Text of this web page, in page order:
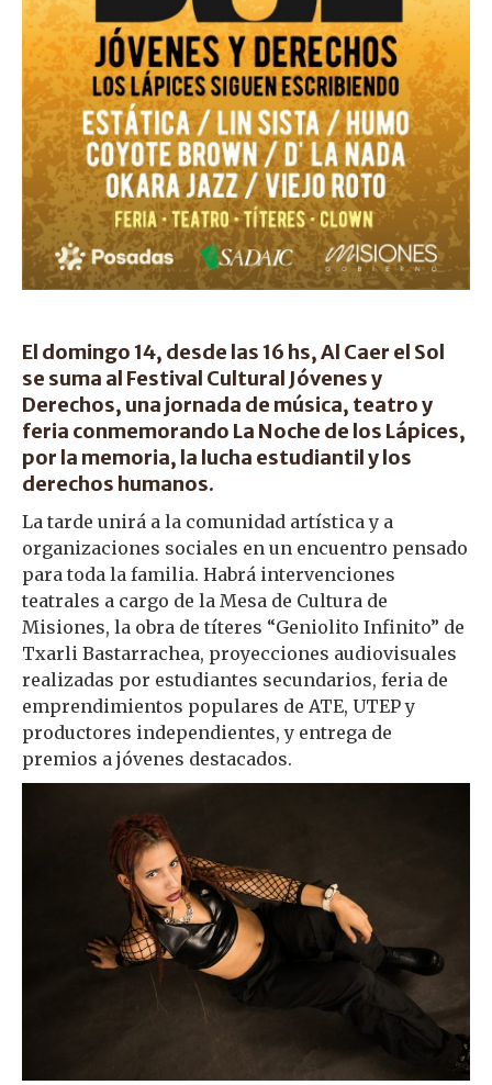
El domingo 14, desde las 16 hs, Al Caer el Sol
se suma al Festival Cultural Jóvenes y
Derechos, una jornada de música, teatro y
feria conmemorando La Noche de los Lápices,
por la memoria, la lucha estudiantil y los
derechos humanos.
La tarde unirá a la comunidad artística y a
organizaciones sociales en un encuentro pensado
para toda la familia. Habrá intervenciones
teatrales a cargo de la Mesa de Cultura de
Misiones, la obra de títeres “Geniolito Infinito” de
Txarli Bastarrachea, proyecciones audiovisuales
realizadas por estudiantes secundarios, feria de
emprendimientos populares de ATE, UTEP y
productores independientes, y entrega de
premios a jóvenes destacados.